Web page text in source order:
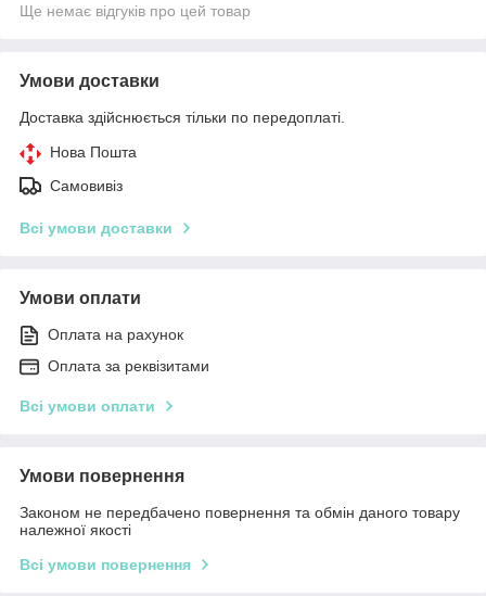
Ще немає відгуків про цей товар
Умови доставки
Доставка здійснюється тільки по передоплаті.
Нова Пошта
Самовивіз
Всі умови доставки
Умови оплати
Оплата на рахунок
Оплата за реквізитами
Всі умови оплати
Умови повернення
Законом не передбачено повернення та обмін даного товару
належної якості
Всі умови повернення